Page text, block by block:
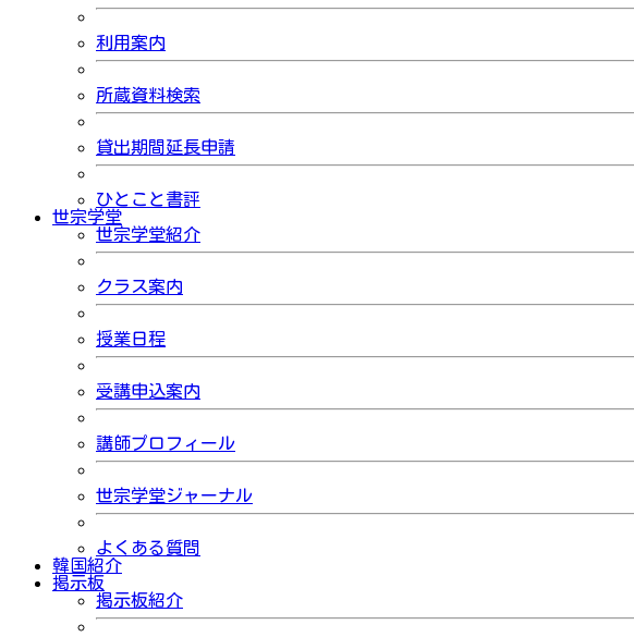
利用案内
所蔵資料検索
貸出期間延長申請
ひとこと書評
世宗学堂
世宗学堂紹介
クラス案内
授業日程
受講申込案内
講師プロフィール
世宗学堂ジャーナル
よくある質問
韓国紹介
掲示板
掲示板紹介